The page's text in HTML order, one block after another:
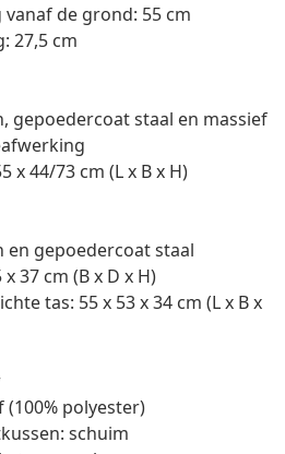
de grond: 55 cm
27,5 cm
gepoedercoat staal en massief
x 44/73 cm (L x B x H)
en gepoedercoat staal
37 cm (B x D x H)
tas: 55 x 53 x 34 cm (L x B x
polyester)
schuim